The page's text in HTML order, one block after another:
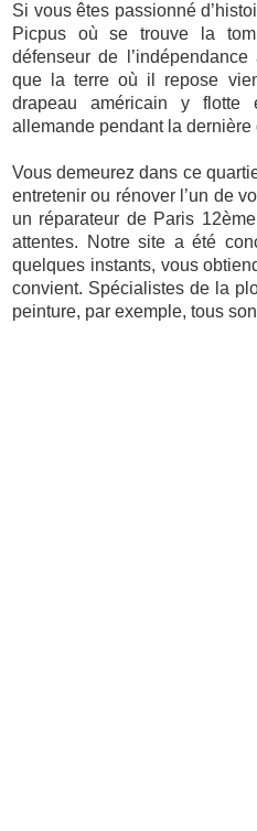
Si vous êtes passionné
Picpus où se trouve la
défenseur de
que la terre où il repose
drapeau américain y flotte
allemande pendant la dernière
Vous demeurez dans ce
entretenir ou rénover l’un de
un réparateur de Paris
attentes. Notre site a été
quelques instants, vous
convient. Spécialistes de la
peinture, par exemple, tous